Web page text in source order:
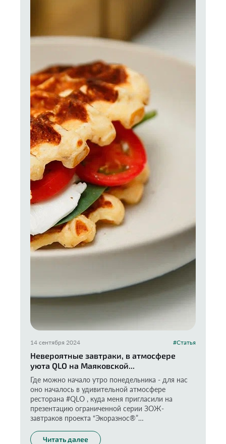
14 сентября 2024 #Статья
Невероятные завтраки, в атмосфере
уюта QLO на Маяковской...
Где можно начало утро понедельника - для нас
оно началось в удивительной атмосфере
ресторана #QLO , куда меня пригласили на
презентацию ограниченной серии ЗОЖ-
завтраков проекта “Экоразнос®️”
Читать далее